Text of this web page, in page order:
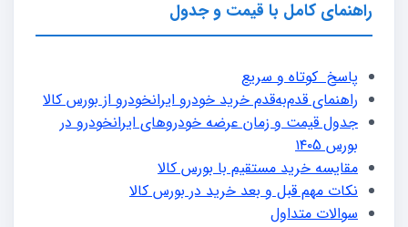
راهنمای کامل با قیمت و جدول
پاسخ کوتاه و سریع
راهنمای قدم‌به‌قدم خرید خودرو ایرانخودرو از بورس کالا
جدول قیمت و زمان عرضه خودروهای ایرانخودرو در
بورس ۱۴۰5
مقایسه خرید مستقیم با بورس کالا
نکات مهم قبل و بعد خرید در بورس کالا
سوالات متداول